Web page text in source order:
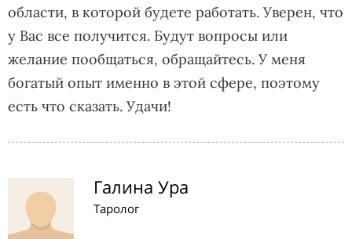
области, в которой будете работать. Уверен, что
у Вас все получится. Будут вопросы или
желание пообщаться, обращайтесь. У меня
богатый опыт именно в этой сфере, поэтому
есть что сказать. Удачи!
Галина Ура
Таролог